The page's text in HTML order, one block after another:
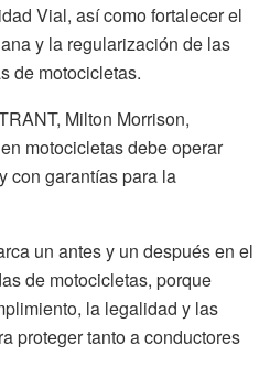
Vial, así como fortalecer el
y la regularización de las
de motocicletas.
Milton Morrison,
motocicletas debe operar
con garantías para la
un antes y un después en el
de motocicletas, porque
la legalidad y las
proteger tanto a conductores